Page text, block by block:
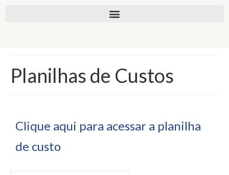
Planilhas de Custos
Clique aqui para acessar a planilha
de custo